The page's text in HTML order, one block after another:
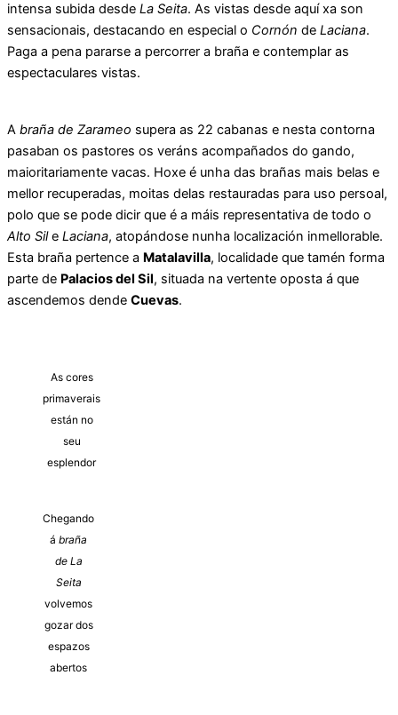
intensa subida desde La Seita. As vistas desde aquí xa son
sensacionais, destacando en especial o Cornón de Laciana.
Paga a pena pararse a percorrer a braña e contemplar as
espectaculares vistas.
A braña de Zarameo supera as 22 cabanas e nesta contorna
pasaban os pastores os veráns acompañados do gando,
maioritariamente vacas. Hoxe é unha das brañas mais belas e
mellor recuperadas, moitas delas restauradas para uso persoal,
polo que se pode dicir que é a máis representativa de todo o
Alto Sile Laciana, atopándose nunha localización inmellorable.
Esta braña pertence a Matalavilla, localidade que tamén forma
parte de Palacios del Sil, situada na vertente oposta á que
ascendemos dende Cuevas.
As cores
primaverais
están no
seu
esplendor
Chegando
á braña
de La
Seita
volvemos
gozar dos
espazos
abertos